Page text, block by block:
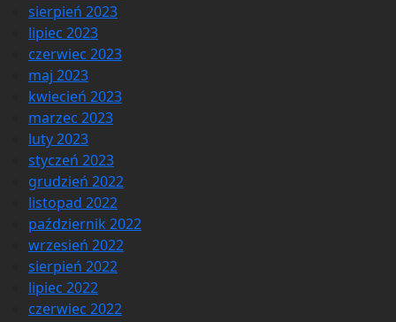
sierpień 2023
lipiec 2023
czerwiec 2023
maj 2023
kwiecień 2023
marzec 2023
luty 2023
styczeń 2023
grudzień 2022
listopad 2022
październik 2022
wrzesień 2022
sierpień 2022
lipiec 2022
czerwiec 2022